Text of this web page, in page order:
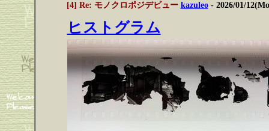
[4] Re: モノクロポジデビュー kazuleo- 2026/01/
ヒストグラム